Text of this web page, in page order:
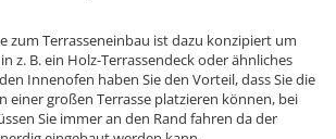
zum Terrasseneinbau ist dazu konzipiert um
in z. B. ein Holz-Terrassendeck oder ähnliches
Innenofen haben Sie den Vorteil, dass Sie die
einer großen Terrasse platzieren können, bei
Sie immer an den Rand fahren da der